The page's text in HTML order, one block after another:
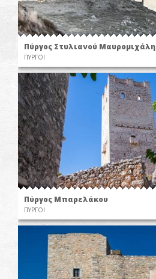
Πύργος Στυλιανού Μαυρομιχάλη
ΠΥΡΓΟΙ
Πύργος Μπαρελάκου
ΠΥΡΓΟΙ